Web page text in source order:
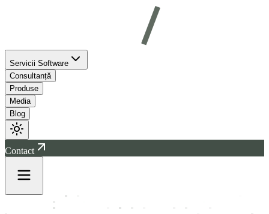
Servicii Software
Consultanță
Produse
Media
Blog
Contact